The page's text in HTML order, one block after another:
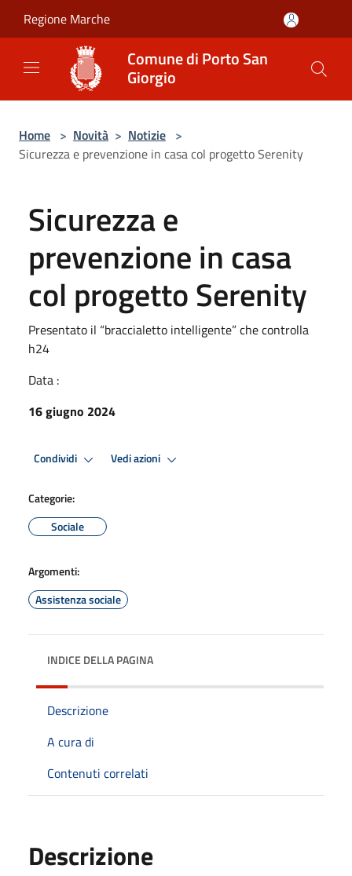
Regione Marche
Comune di Porto San
Giorgio
Home > Novità > Notizie >
Sicurezza e prevenzione in casa col progetto Serenity
Sicurezza e
prevenzione in casa
col progetto Serenity
Presentato il “braccialetto intelligente” che controlla
h24
Data :
16 giugno 2024
Condividi Vedi azioni
Categorie:
Sociale
Argomenti:
Assistenza sociale
INDICE DELLA PAGINA
Descrizione
A cura di
Contenuti correlati
Descrizione